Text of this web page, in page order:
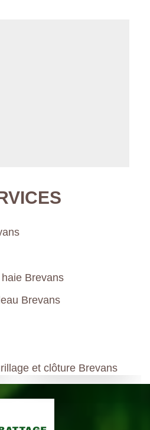
Brevans
Brevans
et clôture Brevans